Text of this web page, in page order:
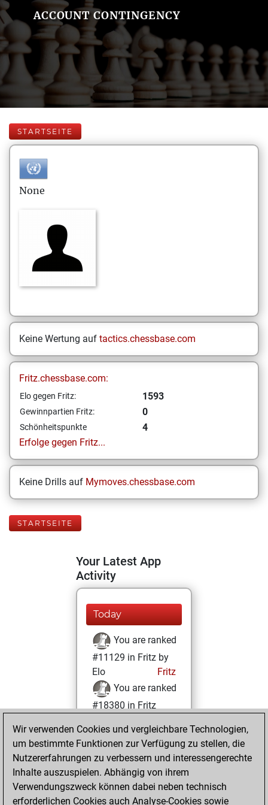
ACCOUNT CONTINGENCY
STARTSEITE
None
Keine Wertung auf tactics.chessbase.com
Fritz.chessbase.com:
Elo gegen Fritz: 1593
Gewinnpartien Fritz: 0
Schönheitspunkte
4
Erfolge gegen Fritz...
Keine Drills auf Mymoves.chessbase.com
STARTSEITE
Your Latest App
Activity
Today
You are ranked
#11129 in Fritz by
Elo
Fritz
You are ranked
#18380 in Fritz
Mittwoch, Januar
6, 2021
You achieved a
BeautyScore of 4
Wir verwenden Cookies und vergleichbare Technologien,
um bestimmte Funktionen zur Verfügung zu stellen, die
Nutzererfahrungen zu verbessern und interessengerechte
Inhalte auszuspielen. Abhängig von ihrem
Verwendungszweck können dabei neben technisch
erforderlichen Cookies auch Analyse-Cookies sowie